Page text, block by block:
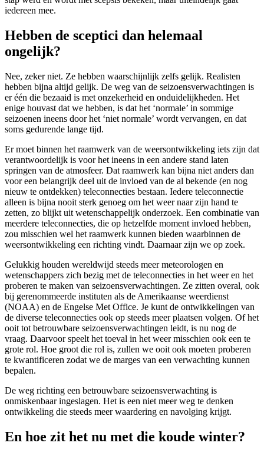
iedereen mee.
Hebben de sceptici dan helemaal
ongelijk?
Nee, zeker niet. Ze hebben waarschijnlijk zelfs gelijk. Realisten
hebben bijna altijd gelijk. De weg van de seizoensverwachtingen is
er één die bezaaid is met onzekerheid en onduidelijkheden. Het
enige houvast dat we hebben, is dat het ‘normale’ in sommige
seizoenen ineens door het ‘niet normale’ wordt vervangen, en dat
soms gedurende lange tijd.
Er moet binnen het raamwerk van de weersontwikkeling iets zijn dat
verantwoordelijk is voor het ineens in een andere stand laten
springen van de atmosfeer. Dat raamwerk kan bijna niet anders dan
voor een belangrijk deel uit de invloed van de al bekende (en nog
nieuw te ontdekken) teleconnecties bestaan. Iedere teleconnectie
alleen is bijna nooit sterk genoeg om het weer naar zijn hand te
zetten, zo blijkt uit wetenschappelijk onderzoek. Een combinatie van
meerdere teleconnecties, die op hetzelfde moment invloed hebben,
zou misschien wel het raamwerk kunnen bieden waarbinnen de
weersontwikkeling een richting vindt. Daarnaar zijn we op zoek.
Gelukkig houden wereldwijd steeds meer meteorologen en
wetenschappers zich bezig met de teleconnecties in het weer en het
proberen te maken van seizoensverwachtingen. Ze zitten overal, ook
bij gerenommeerde instituten als de Amerikaanse weerdienst
(NOAA) en de Engelse Met Office. Je kunt de ontwikkelingen van
de diverse teleconnecties ook op steeds meer plaatsen volgen. Of het
ooit tot betrouwbare seizoensverwachtingen leidt, is nu nog de
vraag. Daarvoor speelt het toeval in het weer misschien ook een te
grote rol. Hoe groot die rol is, zullen we ooit ook moeten proberen
te kwantificeren zodat we de marges van een verwachting kunnen
bepalen.
De weg richting een betrouwbare seizoensverwachting is
onmiskenbaar ingeslagen. Het is een niet meer weg te denken
ontwikkeling die steeds meer waardering en navolging krijgt.
En hoe zit het nu met die koude winter?